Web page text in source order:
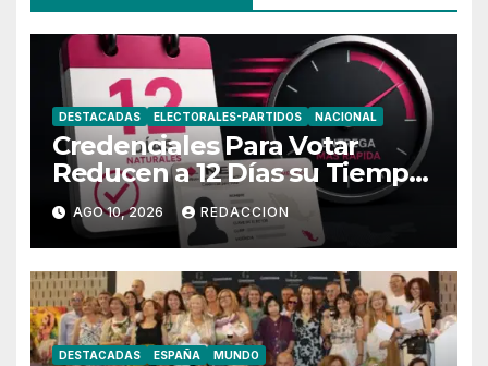
DESTACADAS ELECTORALES-PARTIDOS NACIONAL
Credenciales Para Votar
Reducen a 12 Días su Tiempo
de Entrega
AGO 10, 2026 REDACCION
DESTACADAS ESPAÑA MUNDO